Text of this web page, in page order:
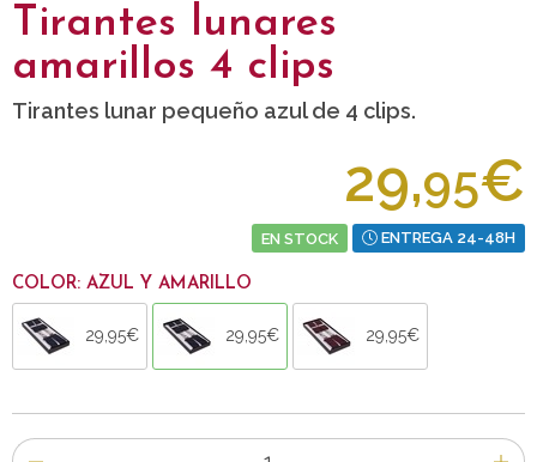
Tirantes lunares
amarillos 4 clips
Tirantes lunar pequeño azul de 4 clips.
29,95€
EN STOCK ENTREGA 24-48H
COLOR: AZUL Y AMARILLO
29,95€ 29,95€ 29,95€
Número